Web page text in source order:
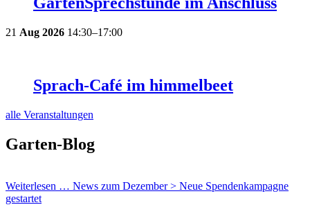
21 Aug 2026 14:30–17:00
Sprach-Café im himmelbeet
alle Veranstaltungen
Garten-Blog
Weiterlesen … News zum Dezember > Neue Spendenkampagne
gestartet